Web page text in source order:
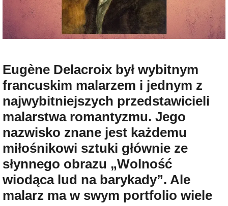
Eugène Delacroix był wybitnym
francuskim malarzem i jednym z
najwybitniejszych przedstawicieli
malarstwa romantyzmu. Jego
nazwisko znane jest każdemu
miłośnikowi sztuki głównie ze
słynnego obrazu „Wolność
wiodąca lud na barykady”. Ale
malarz ma w swym portfolio wiele